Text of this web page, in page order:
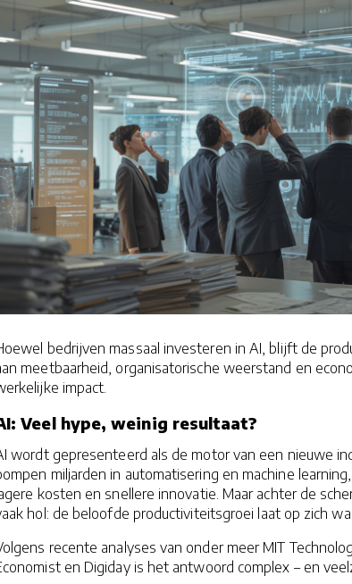
bedrijven massaal investeren in AI, blijft de
meetbaarheid, organisatorische weerstand en
impact.
Veel hype, weinig resultaat?
wordt gepresenteerd als de motor van een nieuwe
miljarden in automatisering en machine
kosten en snellere innovatie. Maar achter de
hol: de beloofde productiviteitsgroei laat op zich
recente analyses van onder meer MIT
en Digiday is het antwoord complex – en